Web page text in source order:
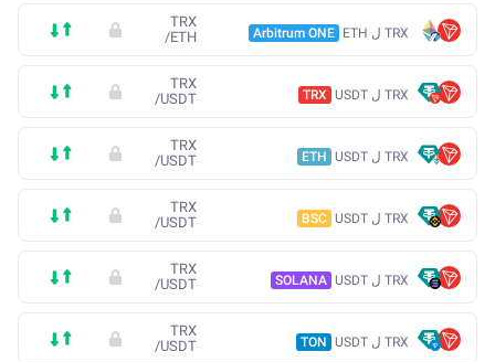
TRX ل ETH Arbitrum ONE
TRX
/ETH
TRX ل USDT TRX
TRX
/USDT
TRX ل USDT ETH
TRX
/USDT
TRX ل USDT BSC
TRX
/USDT
TRX ل USDT SOLANA
TRX
/USDT
TRX ل USDT TON
TRX
/USDT